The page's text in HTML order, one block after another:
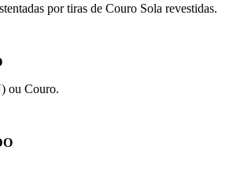
por tiras de Couro Sola revestidas.
ou Couro.